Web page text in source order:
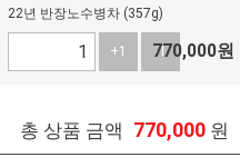
22년 반장노수병차 (357g)
+1 -1
770,000원
총 상품 금액 770,000 원